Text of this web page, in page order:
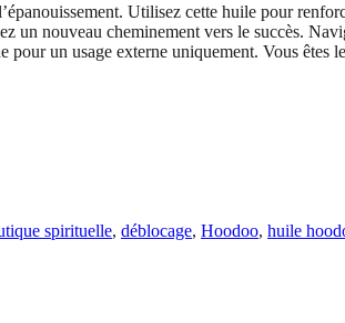
Utilisez cette huile pour
un nouveau cheminement vers le succès.
un usage externe uniquement. Vous
spirituelle, déblocage, Hoodoo, huile